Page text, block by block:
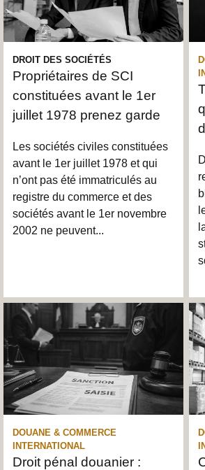
DROIT DES SOCIÉTÉS
Propriétaires de SCI
constituées avant le 1er
juillet 1978 prenez garde
Les sociétés civiles constituées
avant le 1er juillet 1978 et qui
n’ont pas été immatriculés au
registre du commerce et des
sociétés avant le 1er novembre
2002 ne peuvent...
DOUANE & COMMERCE
INTERNATIONAL
Droit pénal douanier :